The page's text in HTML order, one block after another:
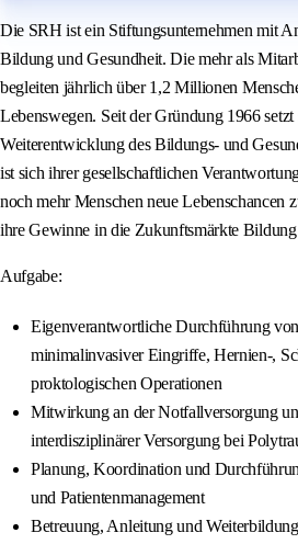
Die SRH ist ein Stiftungsunternehmen mit
Bildung und Gesundheit. Die mehr als
begleiten jährlich über 1,2 Millionen
Lebenswegen. Seit der Gründung 1966
Weiterentwicklung des Bildungs- und
ist sich ihrer gesellschaftlichen
noch mehr Menschen neue Lebenschancen
ihre Gewinne in die Zukunftsmärkte
Aufgabe:
Eigenverantwortliche Durchführung
minimalinvasiver Eingriffe, Hernien-,
proktologischen Operationen
Mitwirkung an der Notfallversorgung
interdisziplinärer Versorgung bei
Planung, Koordination und
und Patientenmanagement
Betreuung, Anleitung und